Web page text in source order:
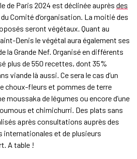
de Paris 2024 est déclinée auprès des
Comité d’organisation. La moitié des
seront végétaux. Quant au
Denis le végétal aura également ses
la Grande Nef. Organisé en différents
plus de 550 recettes, dont 35%
viande là aussi. Ce sera le cas d’un
choux-fleurs et pommes de terre
moussaka de légumes ou encore d’une
et chimichurri. Des plats sans
après consultations auprès des
et de plusieurs
A table !